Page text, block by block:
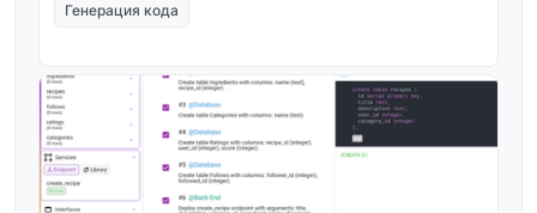
Генерация кода